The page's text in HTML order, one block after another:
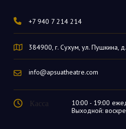
+7 940 7 214 214
384900, г. Сухум, ул. Пушкина,
info@apsuatheatre.com
Касса
10:00 - 19:00
Выходной: